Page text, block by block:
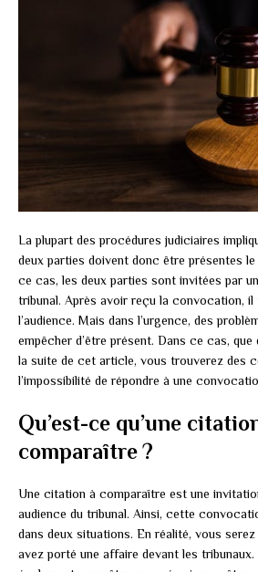
La plupart des procédures judiciaires
deux parties doivent donc être présentes le
ce cas, les deux parties sont invitées par
tribunal. Après avoir reçu la convocation, il
l’audience. Mais dans l’urgence, des
empêcher d’être présent. Dans ce cas,
la suite de cet article, vous trouverez des
l’impossibilité de répondre à une
Qu’est-ce qu’une
comparaître ?
Une citation à comparaître est une
audience du tribunal. Ainsi, cette
dans deux situations. En réalité, vous
avez porté une affaire devant les